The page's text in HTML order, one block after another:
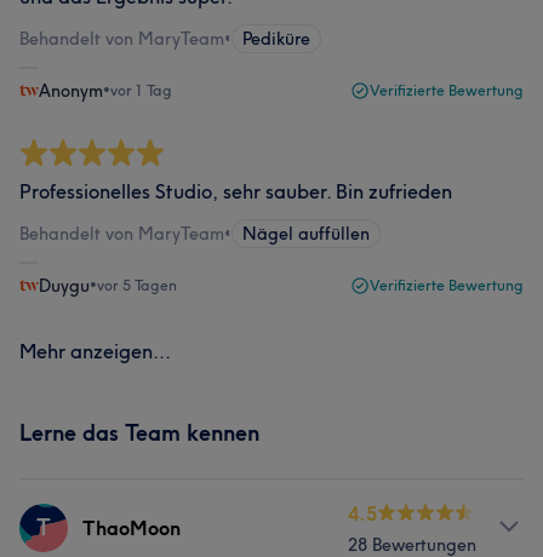
Behandelt von MaryTeam• Pediküre
Anonym•vor 1 Tag Verifizierte Bewertung
Professionelles Studio, sehr sauber. Bin zufrieden
Behandelt von MaryTeam• Nägel auffüllen
Duygu•vor 5 Tagen Verifizierte Bewertung
Mehr anzeigen...
Lerne das Team kennen
T ThaoMoon
4.5
28 Bewertungen